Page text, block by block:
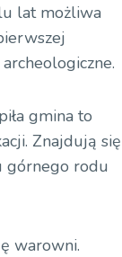
lat możliwa
gmina to
Znajdują się
górnego rodu
warowni.